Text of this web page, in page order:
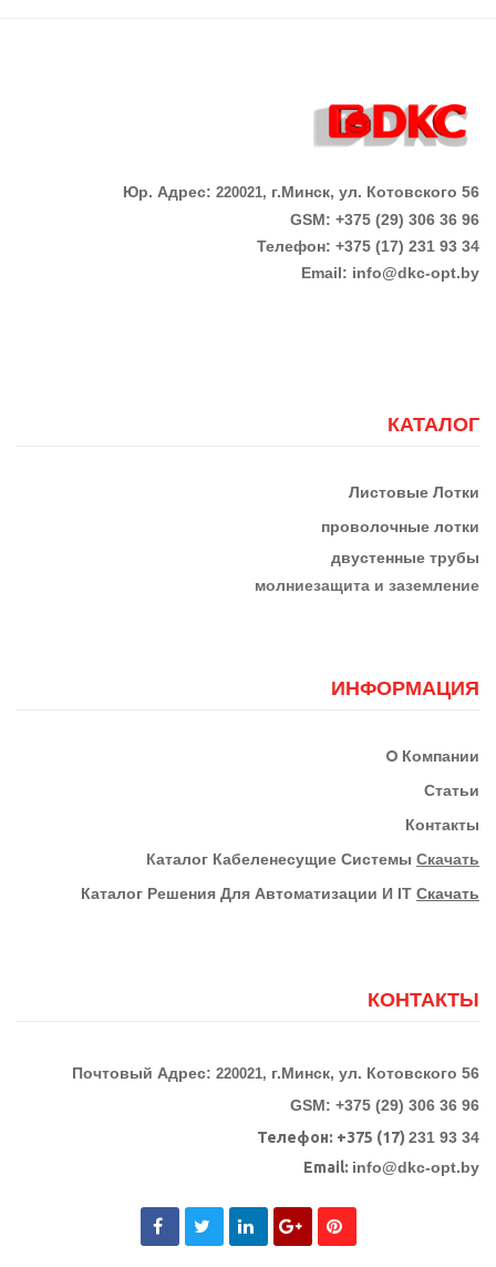
Юр. Адрес: 220021, г.Минск, ул. Котовского 56
GSM: +375 (29) 306 36 96
Телефон: +375 (17) 231 93 34
Email: info@dkc-opt.by
КАТАЛОГ
Листовые Лотки
проволочные лотки
двустенные трубы
молниезащита и заземление
ИНФОРМАЦИЯ
О Компании
Статьи
Контакты
КАталог Кабеленесущие Системы Скачать
Каталог Решения Для Автоматизации И IT Скачать
КОНТАКТЫ
Почтовый Адрес: 220021, г.Минск, ул. Котовского 56
GSM: +375 (29) 306 36 96
Телефон: +375 (17) 231 93 34
Email: info@dkc-opt.by